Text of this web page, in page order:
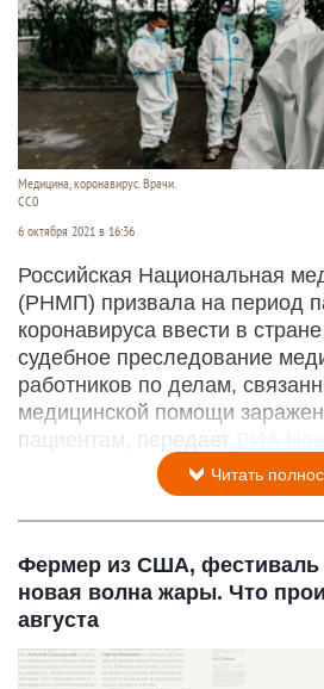
Медицина, коронавирус. Врачи.
CC0
6 октября 2021 в 16:36
Российская Национальная
(РНМП) призвала на период
коронавируса ввести в
судебное преследование
работников по делам,
медицинской помощи
пациентам, передает РИА
Читать
Фермер из США, фестиваль
новая волна жары. Что
августа